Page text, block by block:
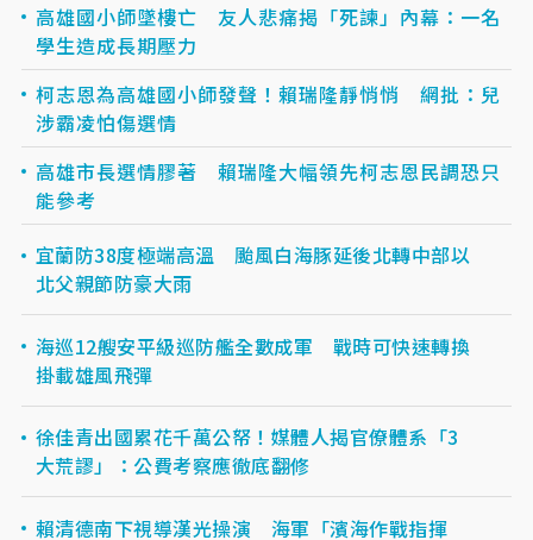
高雄國小師墜樓亡 友人悲痛揭「死諫」內幕：一名
學生造成長期壓力
柯志恩為高雄國小師發聲！賴瑞隆靜悄悄 網批：兒
涉霸凌怕傷選情
高雄市長選情膠著 賴瑞隆大幅領先柯志恩民調恐只
能參考
宜蘭防38度極端高溫 颱風白海豚延後北轉中部以
北父親節防豪大雨
海巡12艘安平級巡防艦全數成軍 戰時可快速轉換
掛載雄風飛彈
徐佳青出國累花千萬公帑！媒體人揭官僚體系「3
大荒謬」：公費考察應徹底翻修
賴清德南下視導漢光操演 海軍「濱海作戰指揮